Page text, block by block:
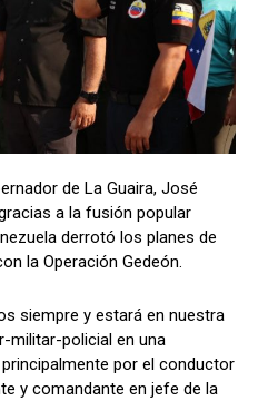
de La Guaira, José
a la fusión popular
derrotó los planes de
la Operación Gedeón.
siempre y estará en nuestra
militar-policial en una
por el conductor
y comandante en jefe de la